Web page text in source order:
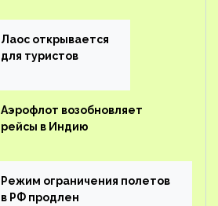
вывоз россиян из-за рубежа
Лаос открывается
для туристов
Аэрофлот возобновляет
рейсы в Индию
Режим ограничения полетов
в РФ продлен